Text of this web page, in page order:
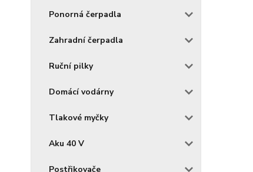
Ponorná čerpadla
Zahradní čerpadla
Ruční pilky
Domácí vodárny
Tlakové myčky
Aku 40 V
Postřikovače